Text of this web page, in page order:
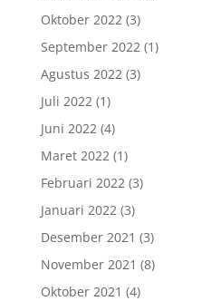
Oktober 2022(3)
September 2022(1)
Agustus 2022(3)
Juli 2022(1)
Juni 2022(4)
Maret 2022(1)
Februari 2022(3)
Januari 2022(3)
Desember 2021 (3)
November 2021 (8)
Oktober 2021 (4)